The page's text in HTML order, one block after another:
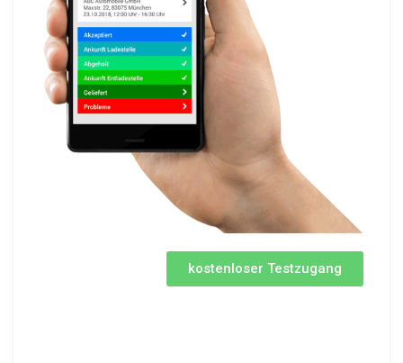
kostenloser Testzugang